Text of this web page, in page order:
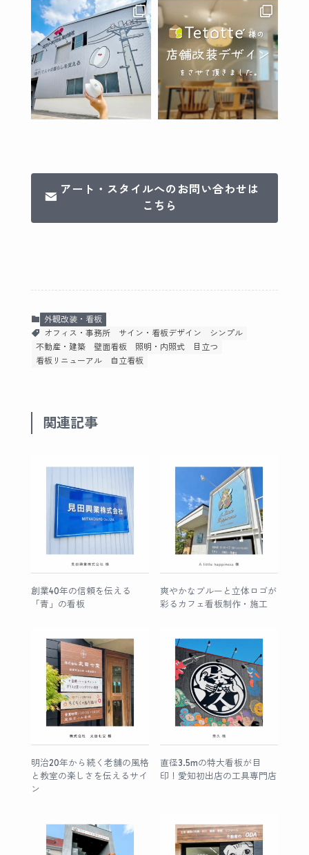
アート・スタイルへのお問い合わせは
こちら
外観改装・看板
オフィス・事務所
サイン・看板デザイン
シンプル
不動産・建築
壁面看板 照明・内照式
目立つ
看板リニューアル
自立看板
関連記事
創業40年の信頼を伝える
「青」の看板
爽やかなブルーと立体ロゴが
彩るカフェ看板制作・施工
明治20年から続く老舗の風格
と教室の楽しさを伝えるサイ
ン
直径3.5mの特大看板が目
印！愛知初出店の工具専門店